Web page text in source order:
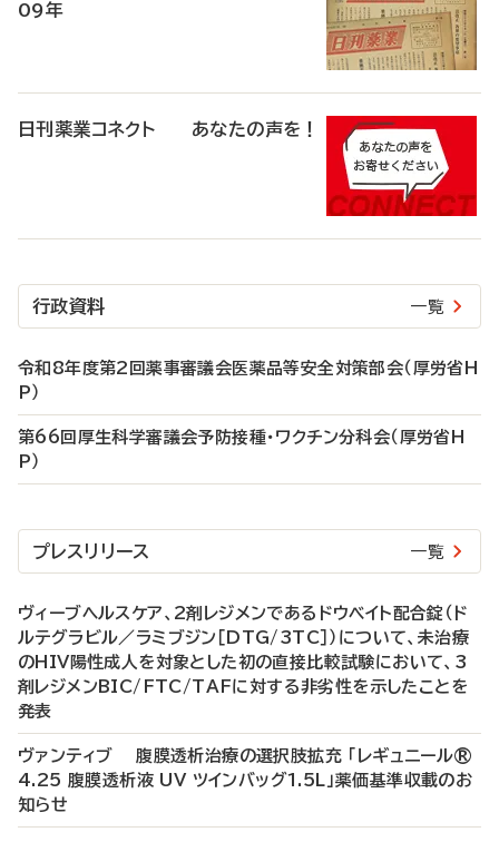
09年
日刊薬業コネクト あなたの声を！
行政資料 一覧
令和8年度第2回薬事審議会医薬品等安全対策部会（厚労省H
P）
第66回厚生科学審議会予防接種・ワクチン分科会（厚労省H
P）
プレスリリース 一覧
ヴィーブヘルスケア、2剤レジメンであるドウベイト配合錠（ド
ルテグラビル／ラミブジン［DTG/3TC］）について、未治療
のHIV陽性成人を対象とした初の直接比較試験において、3
剤レジメンBIC/FTC/TAFに対する非劣性を示したことを
発表
ヴァンティブ 腹膜透析治療の選択肢拡充 「レギュニール®
4.25 腹膜透析液 UV ツインバッグ1.5L」薬価基準収載のお
知らせ